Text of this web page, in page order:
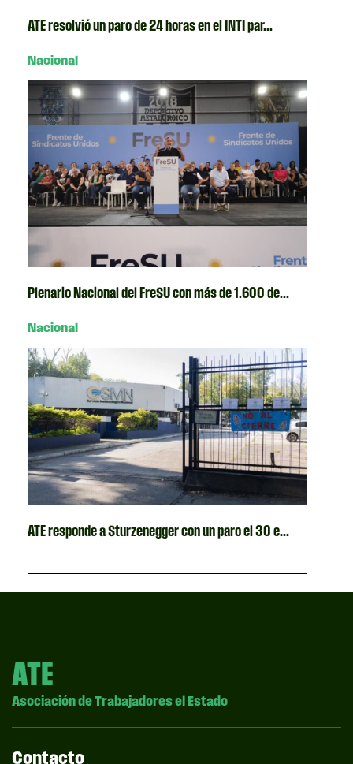
ATE resolvió un paro de 24 horas en el INTI par...
Nacional
Plenario Nacional del FreSU con más de 1.600 de...
Nacional
ATE responde a Sturzenegger con un paro el 30 e...
ATE
Asociación de Trabajadores el Estado
Contacto